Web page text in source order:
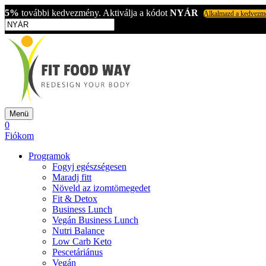
5% további kedvezmény. Aktiválja a kódot NYÁR Alkalmazd a
Menü
0
Fiókom
Programok
Fogyj egészségesen
Maradj fitt
Növeld az izomtömegedet
Fit & Detox
Business Lunch
Vegán Business Lunch
Nutri Balance
Low Carb Keto
Pescetáriánus
Vegán